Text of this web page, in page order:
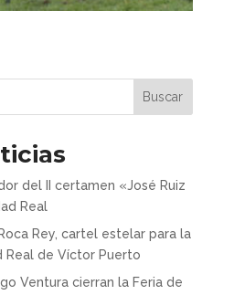
Buscar
del II certamen «José Ruiz
Real
Rey, cartel estelar para la
Real de Víctor Puerto
Ventura cierran la Feria de